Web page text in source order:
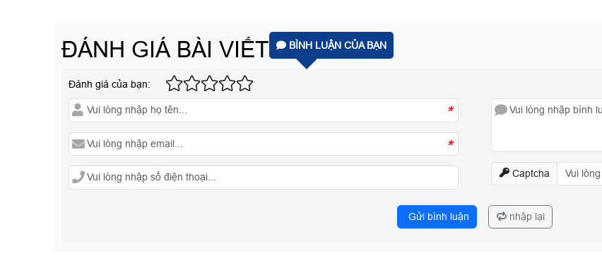
ĐÁNH GIÁ BÀI VIẾT BÌNH LUẬN CỦA BẠN
Đánh giá của bạn:
*
*
Captcha
Gửi bình luận nhập lại